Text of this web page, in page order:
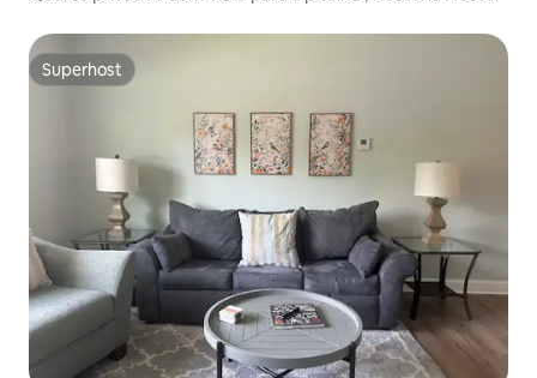
Superhost
Superhost